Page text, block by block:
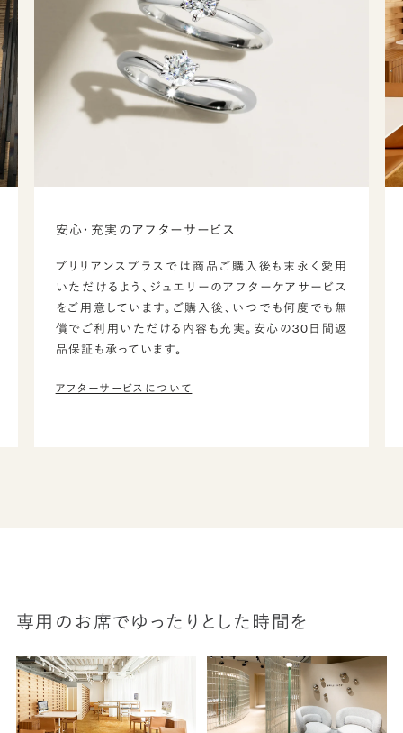
安心・充実のアフターサービス
ブリリアンスプラスでは商品ご購入後も末永く愛用
いただけるよう、ジュエリーのアフターケアサービス
をご用意しています。ご購入後、いつでも何度でも無
償でご利用いただける内容も充実。安心の30日間返
品保証も承っています。
アフターサービスについて
専用のお席でゆったりとした時間を